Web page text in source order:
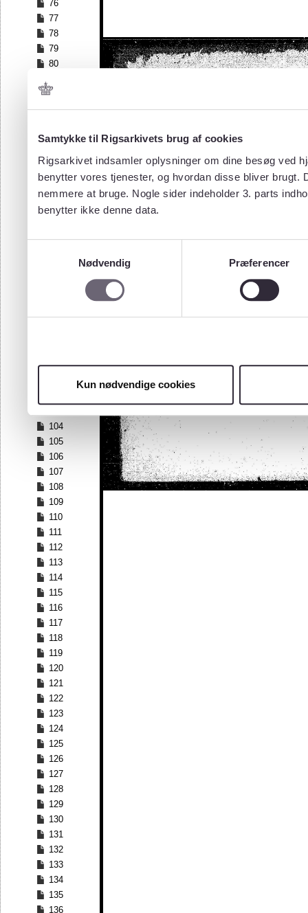
Samtykke til Rigsarkivets brug af cookies
Rigsarkivet indsamler oplysninger om dine besøg ved
benytter vores tjenester, og hvordan disse bliver
nemmere at bruge. Nogle sider indeholder 3. parts
benytter ikke denne data.
Nødvendig
Præferencer
Kun nødvendige cookies
76
77
78
79
80
82
83
85
87
88
89
90
97
100
104
105
106
107
108
109
110
111
112
113
114
115
116
117
118
119
120
121
122
123
124
125
126
127
128
129
130
131
132
133
134
135
136